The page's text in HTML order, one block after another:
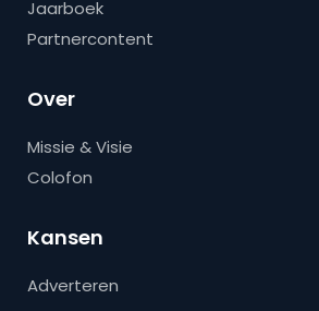
Jaarboek
Partnercontent
Over
Missie & Visie
Colofon
Kansen
Adverteren